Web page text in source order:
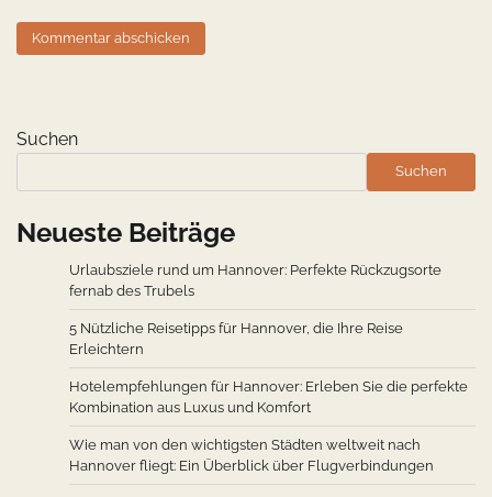
Suchen
Suchen
Neueste Beiträge
Urlaubsziele rund um Hannover: Perfekte Rückzugsorte
fernab des Trubels
5 Nützliche Reisetipps für Hannover, die Ihre Reise
Erleichtern
Hotelempfehlungen für Hannover: Erleben Sie die perfekte
Kombination aus Luxus und Komfort
Wie man von den wichtigsten Städten weltweit nach
Hannover fliegt: Ein Überblick über Flugverbindungen